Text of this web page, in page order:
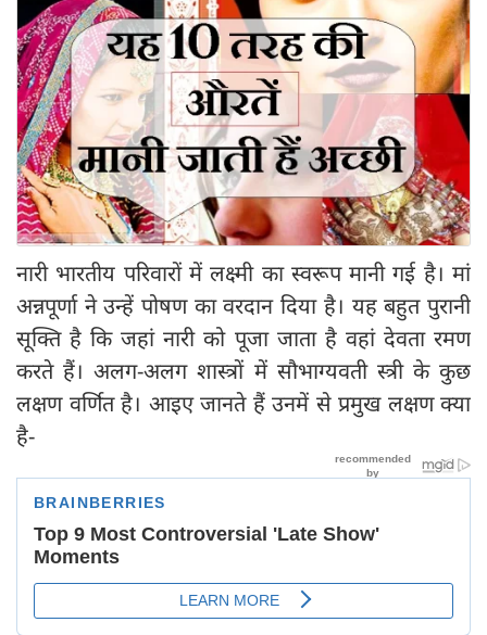
नारी भारतीय परिवारों में लक्ष्मी का स्वरूप मानी गई है। मां
अन्नपूर्णा ने उन्हें पोषण का वरदान दिया है। यह बहुत पुरानी
सूक्ति है कि जहां नारी को पूजा जाता है वहां देवता रमण
करते हैं। अलग-अलग शास्त्रों में सौभाग्यवती स्त्री के कुछ
लक्षण वर्णित है। आइए जानते हैं उनमें से प्रमुख लक्षण क्या
है-